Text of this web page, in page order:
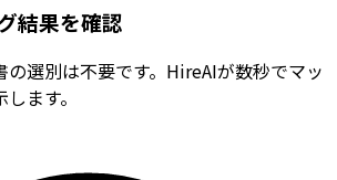
結果を確認
選別は不要です。HireAIが数秒でマッ
ます。